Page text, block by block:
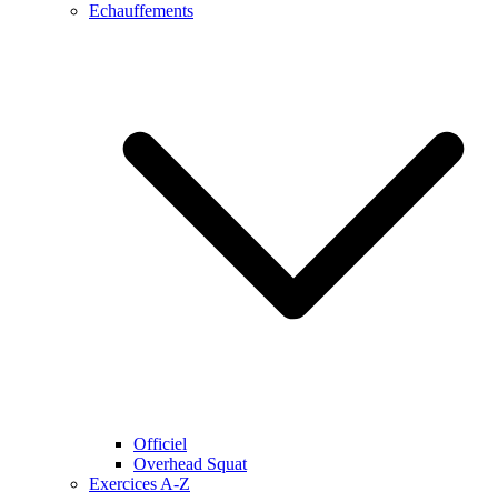
Echauffements
Officiel
Overhead Squat
Exercices A-Z